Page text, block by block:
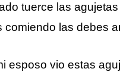
tuerce las
comiendo las debes
esposo vio estas